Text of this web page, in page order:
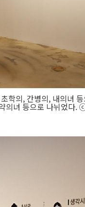
학의, 간병의, 내의녀
의녀 등으로 나뉘었다.